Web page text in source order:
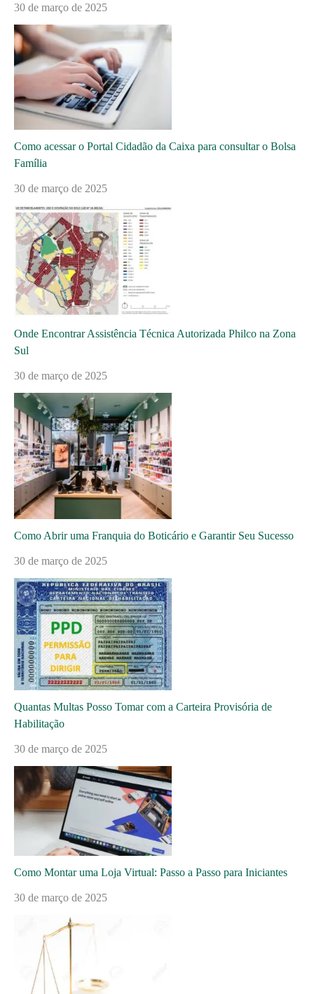
30 de março de 2025
Como acessar o Portal Cidadão da Caixa para consultar o Bolsa
Família
30 de março de 2025
Onde Encontrar Assistência Técnica Autorizada Philco na Zona
Sul
30 de março de 2025
Como Abrir uma Franquia do Boticário e Garantir Seu Sucesso
30 de março de 2025
Quantas Multas Posso Tomar com a Carteira Provisória de
Habilitação
30 de março de 2025
Como Montar uma Loja Virtual: Passo a Passo para Iniciantes
30 de março de 2025